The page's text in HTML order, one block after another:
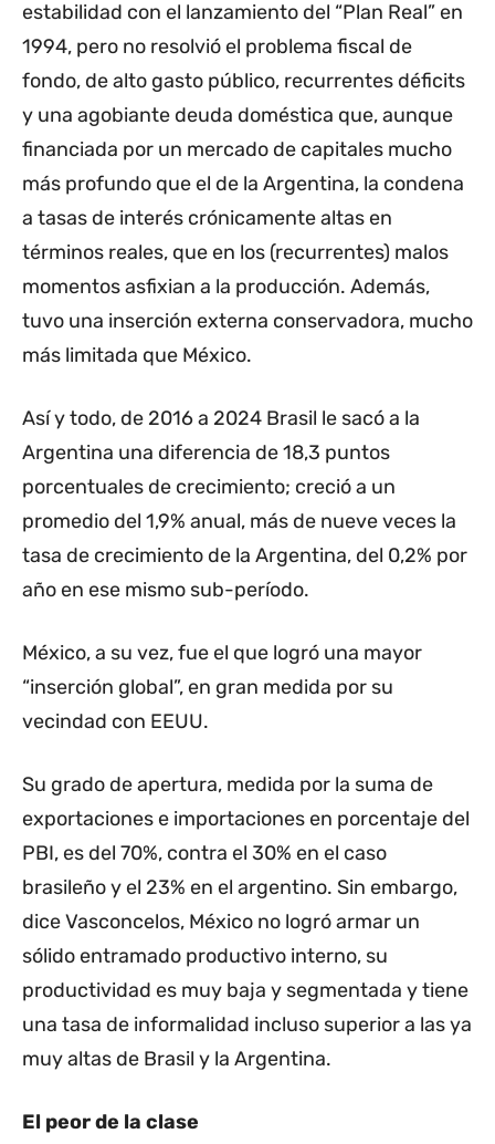
estabilidad con el lanzamiento del “Plan Real” en
1994, pero no resolvió el problema fiscal de
fondo, de alto gasto público, recurrentes déficits
y una agobiante deuda doméstica que, aunque
financiada por un mercado de capitales mucho
más profundo que el de la Argentina, la condena
a tasas de interés crónicamente altas en
términos reales, que en los (recurrentes) malos
momentos asfixian a la producción. Además,
tuvo una inserción externa conservadora, mucho
más limitada que México.
Así y todo, de 2016 a 2024 Brasil le sacó a la
Argentina una diferencia de 18,3 puntos
porcentuales de crecimiento; creció a un
promedio del 1,9% anual, más de nueve veces la
tasa de crecimiento de la Argentina, del 0,2% por
año en ese mismo sub-período.
México, a su vez, fue el que logró una mayor
“inserción global”, en gran medida por su
vecindad con EEUU.
Su grado de apertura, medida por la suma de
exportaciones e importaciones en porcentaje del
PBI, es del 70%, contra el 30% en el caso
brasileño y el 23% en el argentino. Sin embargo,
dice Vasconcelos, México no logró armar un
sólido entramado productivo interno, su
productividad es muy baja y segmentada y tiene
una tasa de informalidad incluso superior a las ya
muy altas de Brasil y la Argentina.
El peor de la clase